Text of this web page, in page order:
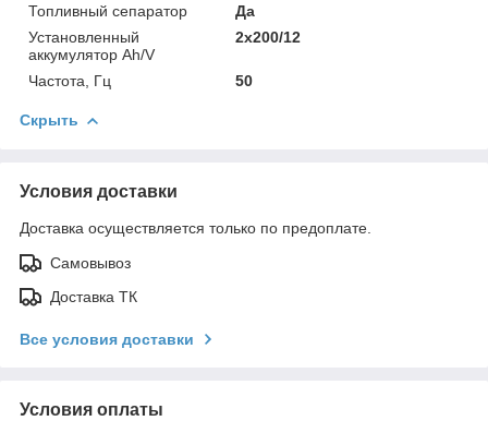
Топливный сепаратор
Да
Установленный
аккумулятор Ah/V
2x200/12
Частота, Гц 50
Скрыть
Условия доставки
Доставка осуществляется только по предоплате.
Самовывоз
Доставка ТК
Все условия доставки
Условия оплаты